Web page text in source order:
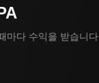
마다 수익을 받습니다.